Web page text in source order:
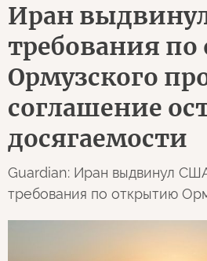
Иран
требования
Ормузского
соглашение
досягаемости
Guardian: Иран выдвинул
требования по открытию